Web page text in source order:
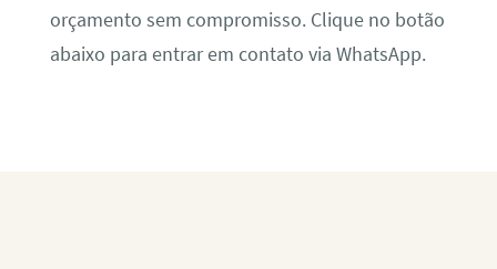
orçamento sem compromisso. Clique no botão
abaixo para entrar em contato via WhatsApp.